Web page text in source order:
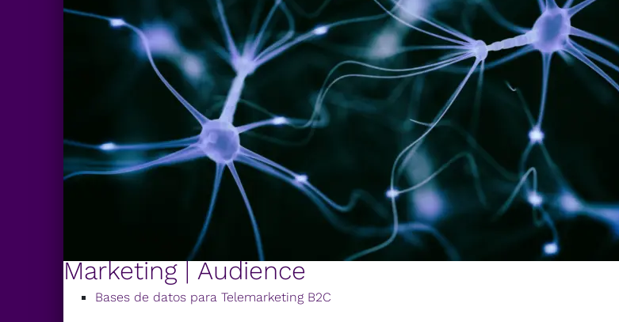
Marketing | Audience
Bases de datos para Telemarketing B2C